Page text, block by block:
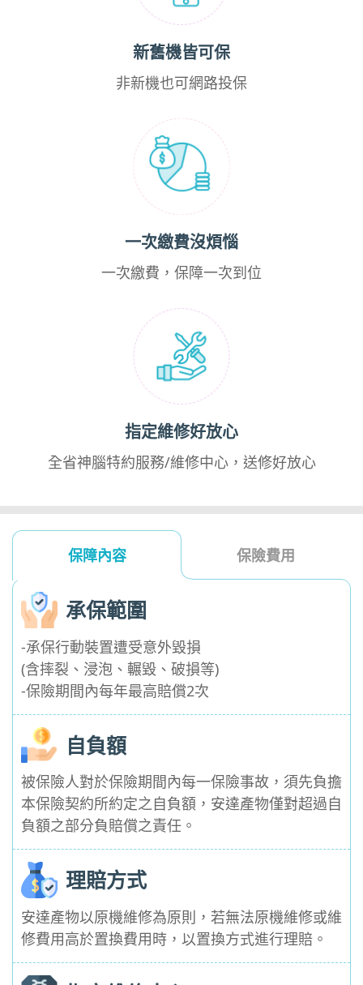
新舊機皆可保
非新機也可網路投保
一次繳費沒煩惱
一次繳費，保障一次到位
指定維修好放心
全省神腦特約服務/維修中心，送修好放心
保障內容 保險費用
承保範圍
-承保行動裝置遭受意外毀損
(含摔裂、浸泡、輾毀、破損等)
-保險期間內每年最高賠償2次
自負額
被保險人對於保險期間內每一保險事故，須先負擔
本保險契約所約定之自負額，安達產物僅對超過自
負額之部分負賠償之責任。
理賠方式
安達產物以原機維修為原則，若無法原機維修或維
修費用高於置換費用時，以置換方式進行理賠。